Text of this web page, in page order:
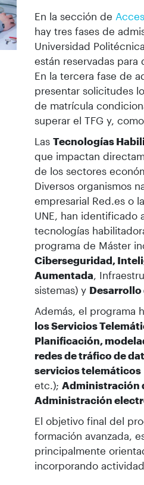
En la sección de
hay tres fases de
Universidad
están reservadas
En la tercera fase de
presentar solicitudes
de matrícula
superar el TFG y,
LasTecnologías
que impactan
de los sectores
Diversos organismos
empresarial Red.es o
UNE, han identificado
tecnologías
programa de Máster
Ciberseguridad,
Aumentada,
sistemas) y Desarrollo
Además, el programa
los Servicios
Planificación,
redes de tráfico de
servicios telemáticos
etc.);Administración
Administración
El objetivo final del
formación avanzada,
principalmente
incorporando